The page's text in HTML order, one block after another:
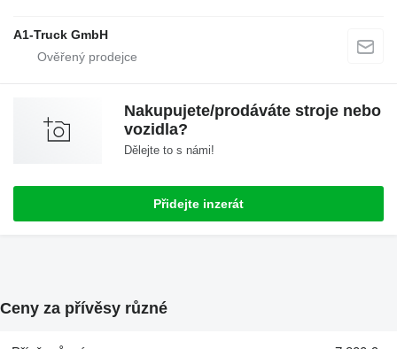
A1-Truck GmbH
Nakupujete/prodáváte stroje nebo
vozidla?
Dělejte to s námi!
Přidejte inzerát
Ceny za přívěsy různé